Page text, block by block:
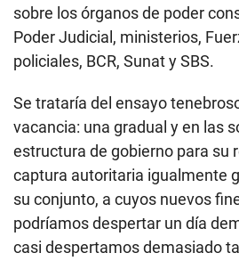
sobre los órganos de poder
Poder Judicial, ministerios,
policiales, BCR, Sunat y SBS.
Se trataría del ensayo
vacancia: una gradual y en las
estructura de gobierno para su
captura autoritaria igualmente
su conjunto, a cuyos nuevos
podríamos despertar un día
casi despertamos demasiado